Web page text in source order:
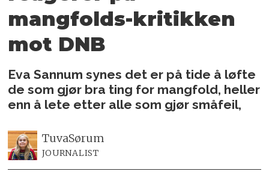
mangfolds-kritikken
mot DNB
Eva Sannum synes det er på tide å løfte
de som gjør bra ting for mangfold, heller
enn å lete etter alle som gjør småfeil,
TuvaSørum
JOURNALIST